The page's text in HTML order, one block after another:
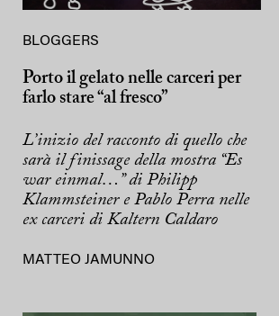
BLOGGERS
Porto il gelato nelle carceri per
farlo stare “al fresco”
L’inizio del racconto di quello che
sarà il finissage della mostra “Es
war einmal…” di Philipp
Klammsteiner e Pablo Perra nelle
ex carceri di Kaltern Caldaro
MATTEO JAMUNNO